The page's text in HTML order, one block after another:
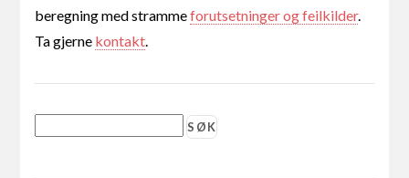
beregning med strammeforutsetninger og feilkilder.
Ta gjerne kontakt.